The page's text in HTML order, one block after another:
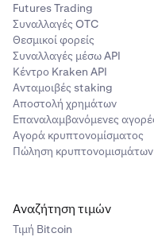
Futures Trading
Συναλλαγές OTC
Θεσμικοί φορείς
Συναλλαγές μέσω API
Κέντρο Kraken API
Ανταμοιβές staking
Αποστολή χρημάτων
Επαναλαμβανόμενες
Αγορά κρυπτονομίσματος
Πώληση κρυπτονομισμάτων
Αναζήτηση τιμών
Τιμή Βitcoin